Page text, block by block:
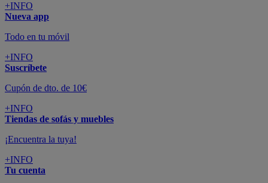
+INFO
Nueva app
Todo en tu móvil
+INFO
Suscríbete
Cupón de dto. de 10€
+INFO
Tiendas de sofás y muebles
¡Encuentra la tuya!
+INFO
Tu cuenta